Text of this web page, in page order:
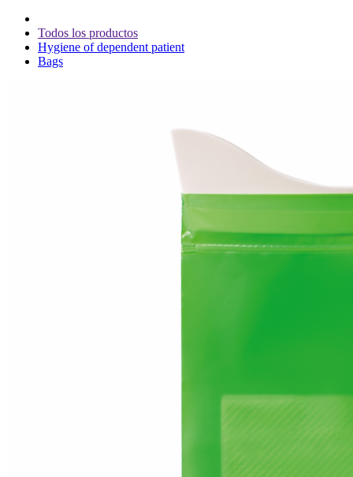
Todos los productos
Hygiene of dependent patient
Bags